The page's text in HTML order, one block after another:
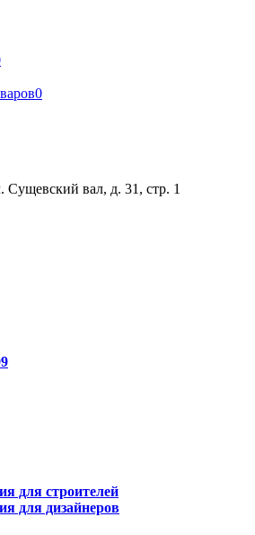
0
Сущевский вал, д. 31, стр. 1
для строителей
для дизайнеров